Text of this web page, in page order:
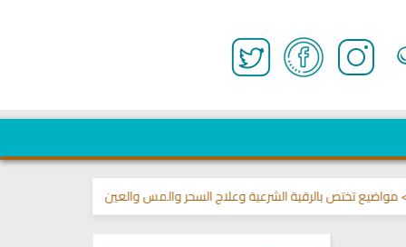
قناة وشفاء لما فيتختص بالرقية الشرعية وعلاج السحر والمس والعين 🌾